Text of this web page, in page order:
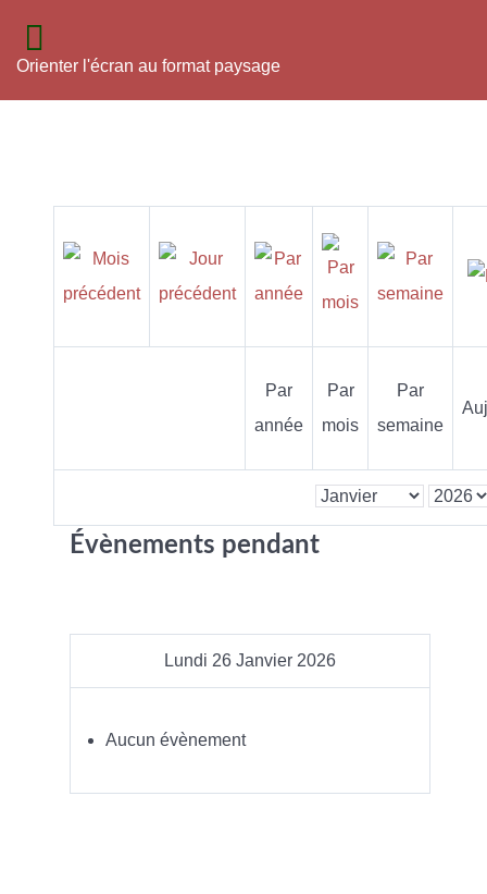
Orienter l'écran au format paysage
Par
année
Par
mois
Par
semaine
Évènements pendant
Lundi 26 Janvier 2026
Aucun évènement